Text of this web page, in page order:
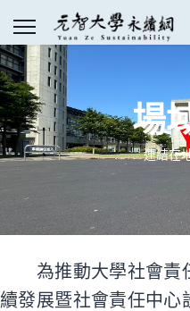
場
連結在
為推動大學社會責
續發展暨社會責任中